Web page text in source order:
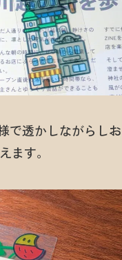
で透かしながらし
ます。